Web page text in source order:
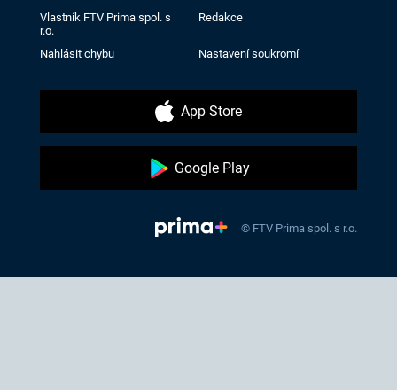
Vlastník FTV Prima spol. s
r.o.
Redakce
Nahlásit chybu Nastavení soukromí
App Store
Google Play
© FTV Prima spol. s r.o.